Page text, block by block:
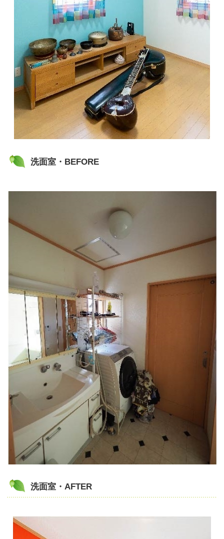
洗面室・BEFORE
洗面室・AFTER